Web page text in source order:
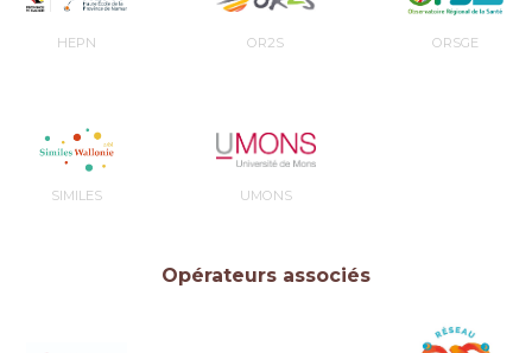
HEPN OR2S ORSGE
SIMILES UMONS
Opérateurs associés